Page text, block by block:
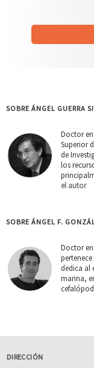
SOBRE ÁNGEL GUERRA
Doctor
Superior
de
los
el autor
SOBRE ÁNGEL F.
Doctor
dedica al
marina,
DIRECCIÓN